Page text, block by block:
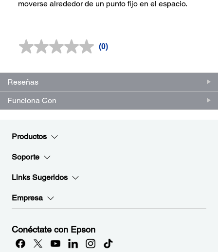
moverse alrededor de un punto fijo en el espacio.
Sin
en
misma
(0)
Reseñas
Funciona Con
Productos
Soporte
Links Sugeridos
Empresa
Conéctate con Epson